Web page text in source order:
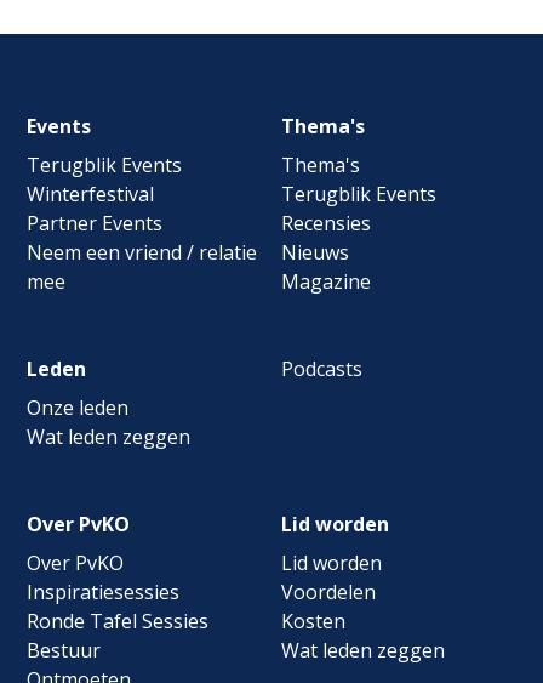
Footer
navigation
Events
Terugblik Events
Winterfestival
Partner Events
Neem een vriend / relatie
mee
Thema's
Thema's
Terugblik Events
Recensies
Nieuws
Magazine
Leden
Onze leden
Wat leden zeggen
Podcasts
Over PvKO
Over PvKO
Inspiratiesessies
Ronde Tafel Sessies
Bestuur
Lid worden
Lid worden
Voordelen
Kosten
Wat leden zeggen